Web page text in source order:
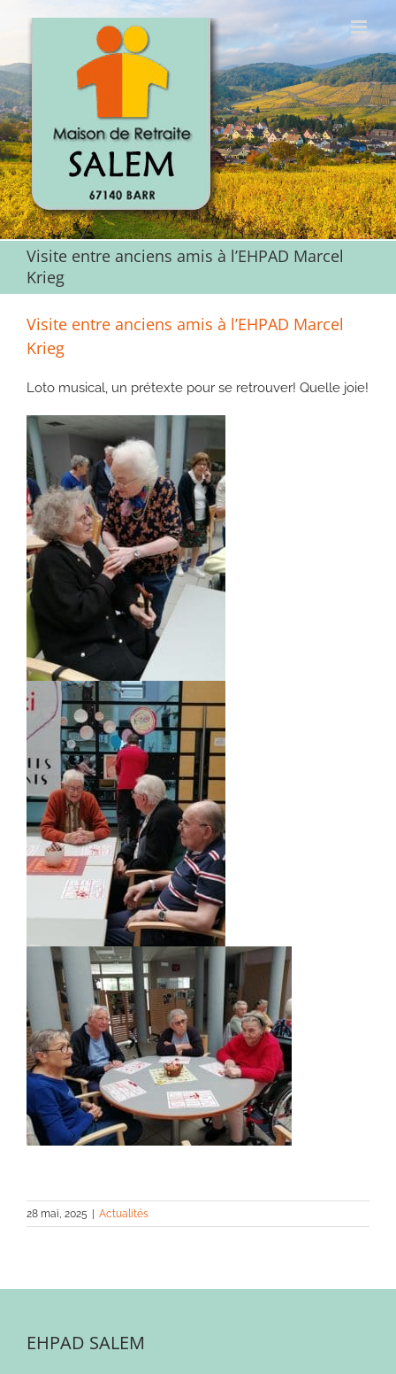
Visite entre anciens amis à l’EHPAD Marcel
Krieg
Visite entre anciens amis à l’EHPAD Marcel
Krieg
Loto musical, un prétexte pour se retrouver! Quelle joie!
28 mai, 2025 | Actualités
EHPAD SALEM